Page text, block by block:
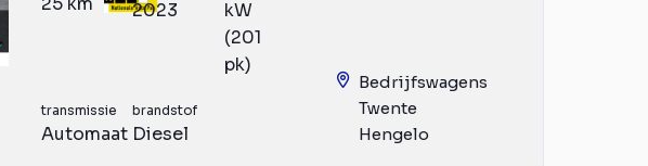
2023
kW
(201
pk)
transmissie
Automaat
brandstof
Diesel
Bedrijfswagens
Twente
Hengelo